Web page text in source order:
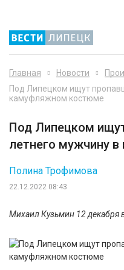
Главная Новости
Под Липецком ищут
камуфляжном костюме
Под Липецком
летнего мужчину
22.12.2022 08:43
Полина Трофимова
Михаил Кузьмин 12 декабря